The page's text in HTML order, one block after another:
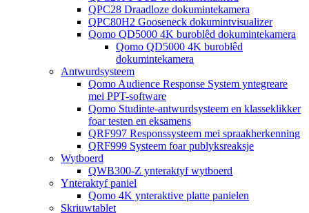
QPC28 Draadloze dokumintekamera
QPC80H2 Gooseneck dokumintvisualizer
Qomo QD5000 4K buroblêd dokumintekamera
Qomo QD5000 4K buroblêd
dokumintekamera
Antwurdsysteem
Qomo Audience Response System yntegreare
mei PPT-software
Qomo Studinte-antwurdsysteem en klasseklikker
foar testen en eksamens
QRF997 Responssysteem mei spraakherkenning
QRF999 Systeem foar publyksreaksje
Wytboerd
QWB300-Z ynteraktyf wytboerd
Ynteraktyf paniel
Qomo 4K ynteraktive platte panielen
Skriuwtablet